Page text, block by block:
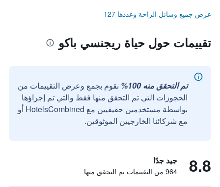
عرض جميع وسائل الراحة وعددها 127
تقييمات حول حياة ريجنسي باكو
تم التحقق منه 100%
نقوم بجمع وعرض التقييمات من
الحجوزات التي تم التحقق منها فقط والتي تم إجراؤها
بواسطة مستخدمين حقيقيين مع HotelsCombined أو
مع شركائنا الخارجيين الموثوقين.
8.8 جيد جدًا
964 من التقييمات تم التحقق منها